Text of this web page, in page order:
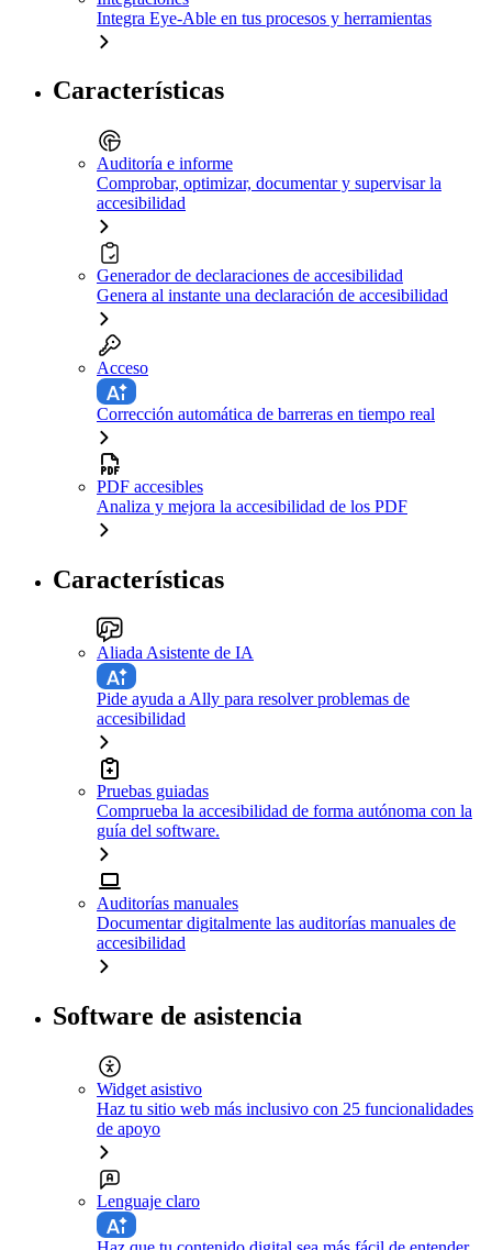
Integra Eye-Able en tus procesos y herramientas
Características
Auditoría e informe
Comprobar, optimizar, documentar y supervisar la
accesibilidad
Generador de declaraciones de accesibilidad
Genera al instante una declaración de accesibilidad
Acceso
Corrección automática de barreras en tiempo real
PDF accesibles
Analiza y mejora la accesibilidad de los PDF
Características
Aliada Asistente de IA
Pide ayuda a Ally para resolver problemas de
accesibilidad
Pruebas guiadas
Comprueba la accesibilidad de forma autónoma con la
guía del software.
Auditorías manuales
Documentar digitalmente las auditorías manuales de
accesibilidad
Software de asistencia
Widget asistivo
Haz tu sitio web más inclusivo con 25 funcionalidades
de apoyo
Lenguaje claro